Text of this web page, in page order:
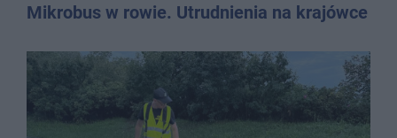
Mikrobus w rowie. Utrudnienia na krajówce